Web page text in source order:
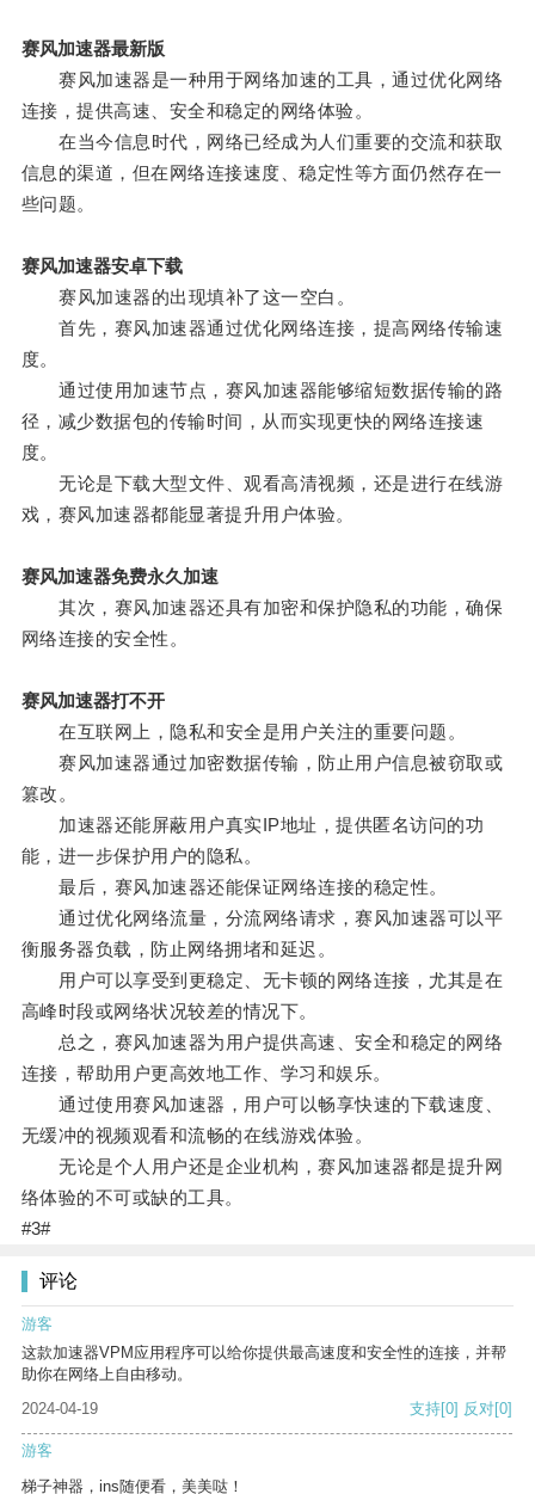
赛风加速器最新版
赛风加速器是一种用于网络加速的工具，通过优化网络
连接，提供高速、安全和稳定的网络体验。
在当今信息时代，网络已经成为人们重要的交流和获取
信息的渠道，但在网络连接速度、稳定性等方面仍然存在一
些问题。
赛风加速器安卓下载
赛风加速器的出现填补了这一空白。
首先，赛风加速器通过优化网络连接，提高网络传输速
度。
通过使用加速节点，赛风加速器能够缩短数据传输的路
径，减少数据包的传输时间，从而实现更快的网络连接速
度。
无论是下载大型文件、观看高清视频，还是进行在线游
戏，赛风加速器都能显著提升用户体验。
赛风加速器免费永久加速
其次，赛风加速器还具有加密和保护隐私的功能，确保
网络连接的安全性。
赛风加速器打不开
在互联网上，隐私和安全是用户关注的重要问题。
赛风加速器通过加密数据传输，防止用户信息被窃取或
篡改。
加速器还能屏蔽用户真实IP地址，提供匿名访问的功
能，进一步保护用户的隐私。
最后，赛风加速器还能保证网络连接的稳定性。
通过优化网络流量，分流网络请求，赛风加速器可以平
衡服务器负载，防止网络拥堵和延迟。
用户可以享受到更稳定、无卡顿的网络连接，尤其是在
高峰时段或网络状况较差的情况下。
总之，赛风加速器为用户提供高速、安全和稳定的网络
连接，帮助用户更高效地工作、学习和娱乐。
通过使用赛风加速器，用户可以畅享快速的下载速度、
无缓冲的视频观看和流畅的在线游戏体验。
无论是个人用户还是企业机构，赛风加速器都是提升网
络体验的不可或缺的工具。
#3#
评论
游客
这款加速器VPM应用程序可以给你提供最高速度和安全性的连接，并帮
助你在网络上自由移动。
2024-04-19
支持[0] 反对[0]
游客
梯子神器，ins随便看，美美哒！